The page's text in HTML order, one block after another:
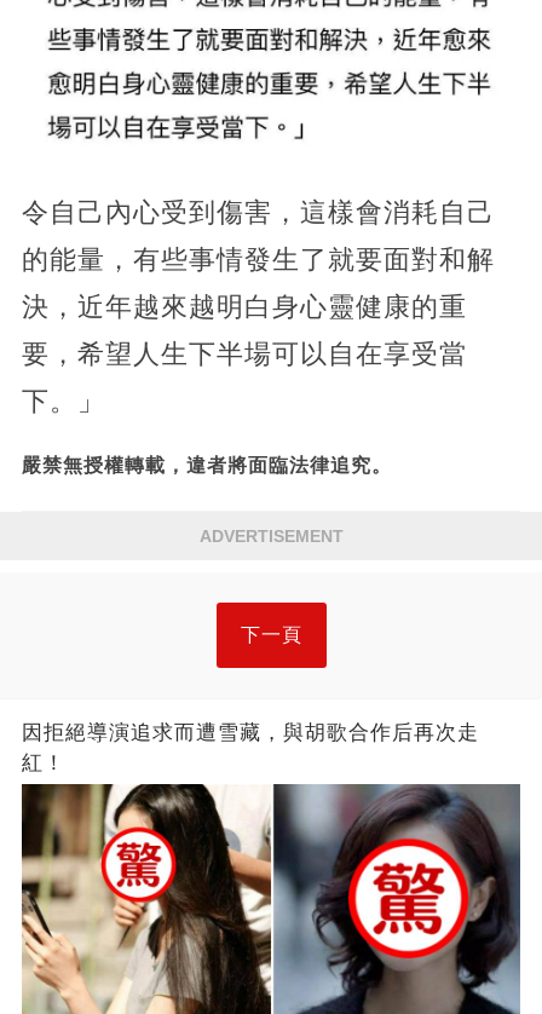
令自己內心受到傷害，這樣會消耗自己
的能量，有些事情發生了就要面對和解
決，近年越來越明白身心靈健康的重
要，希望人生下半場可以自在享受當
下。」
嚴禁無授權轉載，違者將面臨法律追究。
ADVERTISEMENT
下一頁
因拒絕導演追求而遭雪藏，與胡歌合作后再次走
紅！